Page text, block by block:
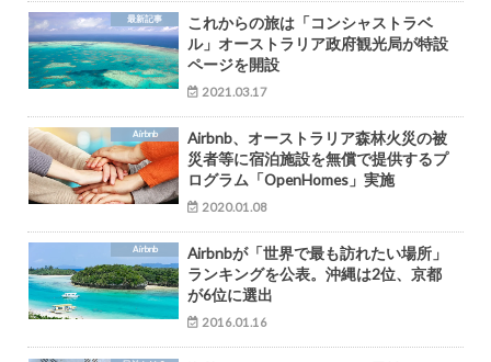
最新記事
これからの旅は「コンシャストラベ
ル」オーストラリア政府観光局が特設
ページを開設
2021.03.17
Airbnb
Airbnb、オーストラリア森林火災の被
災者等に宿泊施設を無償で提供するプ
ログラム「OpenHomes」実施
2020.01.08
Airbnb
Airbnbが「世界で最も訪れたい場所」
ランキングを公表。沖縄は2位、京都
が6位に選出
2016.01.16